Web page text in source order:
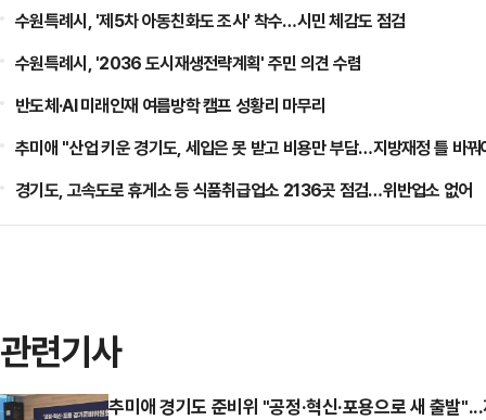
수원특례시, '제5차 아동친화도 조사' 착수…시민 체감도 점검
수원특례시, '2036 도시재생전략계획' 주민 의견 수렴
반도체·AI 미래인재 여름방학 캠프 성황리 마무리
추미애 "산업 키운 경기도, 세입은 못 받고 비용만 부담…지방재정 틀 바
경기도, 고속도로 휴게소 등 식품취급업소 2136곳 점검…위반업소 없어
관련기사
추미애 경기도 준비위 "공정·혁신·포용으로 새 출발